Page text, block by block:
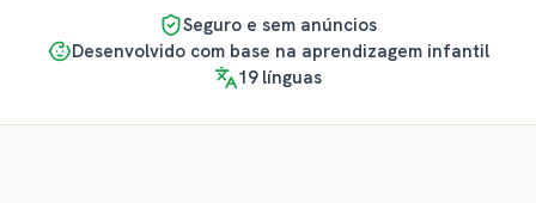
Seguro e sem anúncios
Desenvolvido com base na aprendizagem infantil
19 línguas